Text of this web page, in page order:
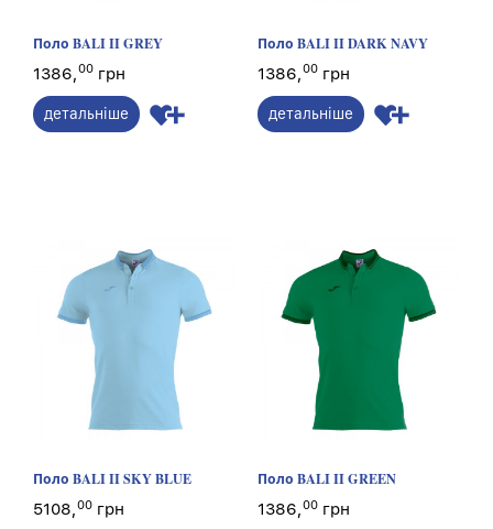
Поло BALI II GREY
1386,00 грн
детальніше
Поло BALI II DARK NAVY
1386,00 грн
детальніше
Поло BALI II SKY BLUE
5108,00 грн
Поло BALI II GREEN
1386,00 грн